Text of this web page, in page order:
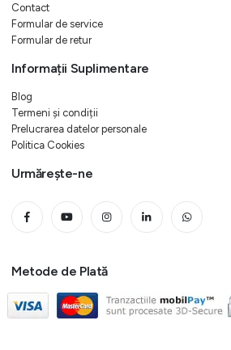
Contact
Formular de service
Formular de retur
Informații Suplimentare
Blog
Termeni și condiții
Prelucrarea datelor personale
Politica Cookies
Urmărește-ne
Metode de Plată